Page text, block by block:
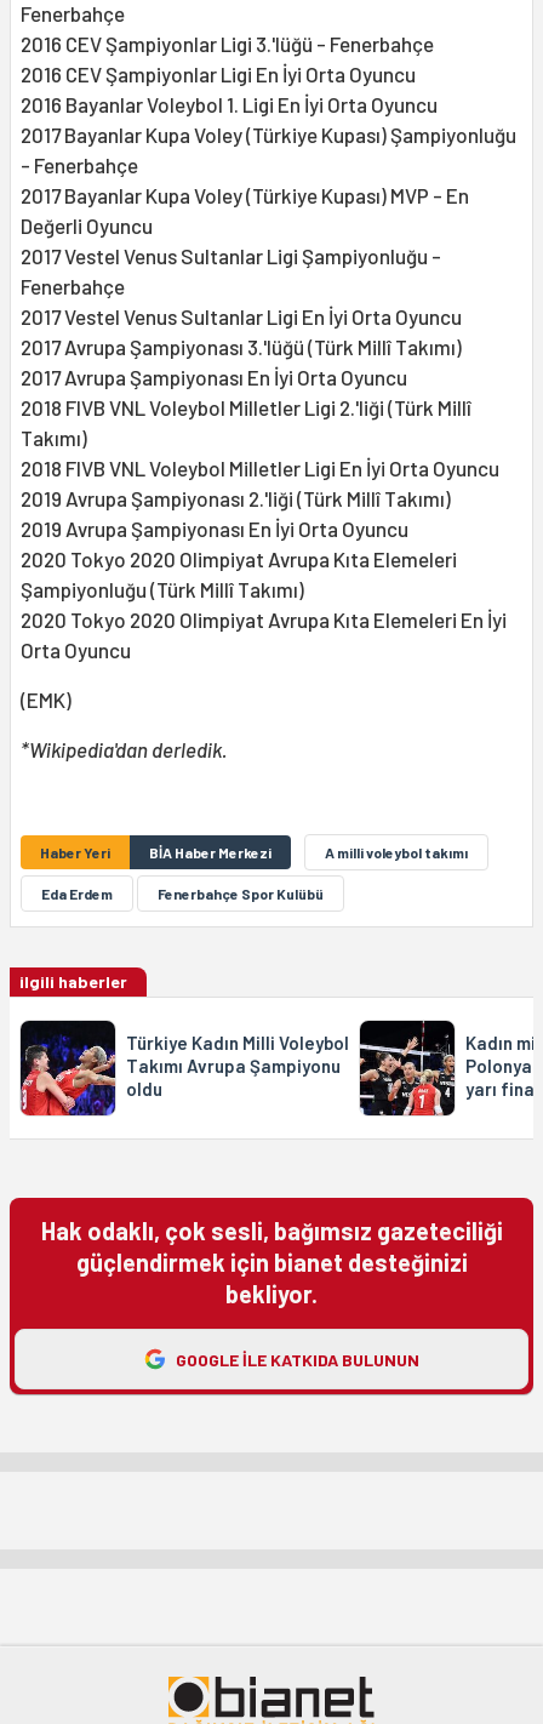
Fenerbahçe
2016 CEV Şampiyonlar Ligi 3.'lüğü - Fenerbahçe
2016 CEV Şampiyonlar Ligi En İyi Orta Oyuncu
2016 Bayanlar Voleybol 1. Ligi En İyi Orta Oyuncu
2017 Bayanlar Kupa Voley (Türkiye Kupası) Şampiyonluğu
- Fenerbahçe
2017 Bayanlar Kupa Voley (Türkiye Kupası) MVP - En
Değerli Oyuncu
2017 Vestel Venus Sultanlar Ligi Şampiyonluğu -
Fenerbahçe
2017 Vestel Venus Sultanlar Ligi En İyi Orta Oyuncu
2017 Avrupa Şampiyonası 3.'lüğü (Türk Millî Takımı)
2017 Avrupa Şampiyonası En İyi Orta Oyuncu
2018 FIVB VNL Voleybol Milletler Ligi 2.'liği (Türk Millî
Takımı)
2018 FIVB VNL Voleybol Milletler Ligi En İyi Orta Oyuncu
2019 Avrupa Şampiyonası 2.'liği (Türk Millî Takımı)
2019 Avrupa Şampiyonası En İyi Orta Oyuncu
2020 Tokyo 2020 Olimpiyat Avrupa Kıta Elemeleri
Şampiyonluğu (Türk Millî Takımı)
2020 Tokyo 2020 Olimpiyat Avrupa Kıta Elemeleri En İyi
Orta Oyuncu
(EMK)
*Wikipedia'dan derledik.
Haber Yeri BİA Haber Merkezi A milli voleybol takımı
Eda Erdem Fenerbahçe Spor Kulübü
ilgili haberler
Türkiye Kadın Milli Voleybol
Takımı Avrupa Şampiyonu
oldu
Kadın
yarı
Hak odaklı, çok sesli, bağımsız gazeteciliği
güçlendirmek için bianet desteğinizi
bekliyor.
GOOGLE ILE KATKIDA BULUNUN